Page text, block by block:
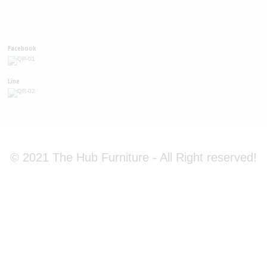
Facebook
Line
© 2021 The Hub Furniture - All Right reserved!